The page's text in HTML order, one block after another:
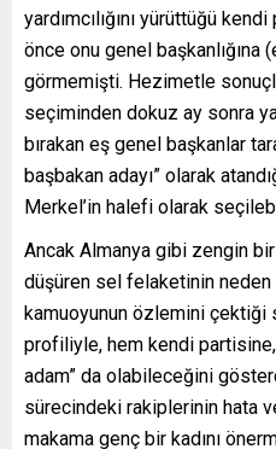
yardımcılığını yürüttüğü
önce onu genel başkanlığına
görmemişti. Hezimetle
seçiminden dokuz ay sonra
bırakan eş genel başkanlar
başbakan adayı” olarak
Merkel’in halefi olarak
Ancak Almanya gibi zengin
düşüren sel felaketinin
kamuoyunun özlemini çektiği
profiliyle, hem kendi
adam” da olabileceğini
sürecindeki rakiplerinin hata
makama genç bir kadını